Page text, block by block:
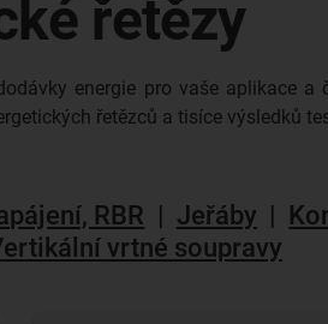
řetězy
energie pro vaše aplikace
řetězců a tisíce výsledků
RBR | Jeřáby |
vrtné soupravy